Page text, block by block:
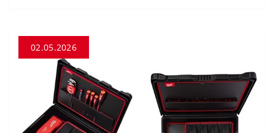
02.05.2026